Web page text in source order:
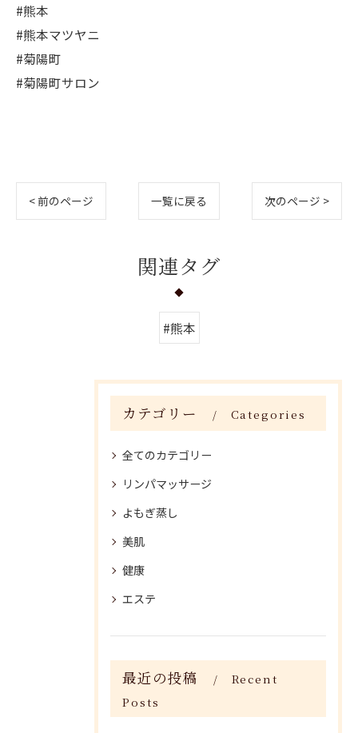
#熊本
#熊本マツヤニ
#菊陽町
#菊陽町サロン
< 前のページ 一覧に戻る 次のページ >
関連タグ
#熊本
カテゴリー Categories
全てのカテゴリー
リンパマッサージ
よもぎ蒸し
美肌
健康
エステ
最近の投稿
Recent
Posts